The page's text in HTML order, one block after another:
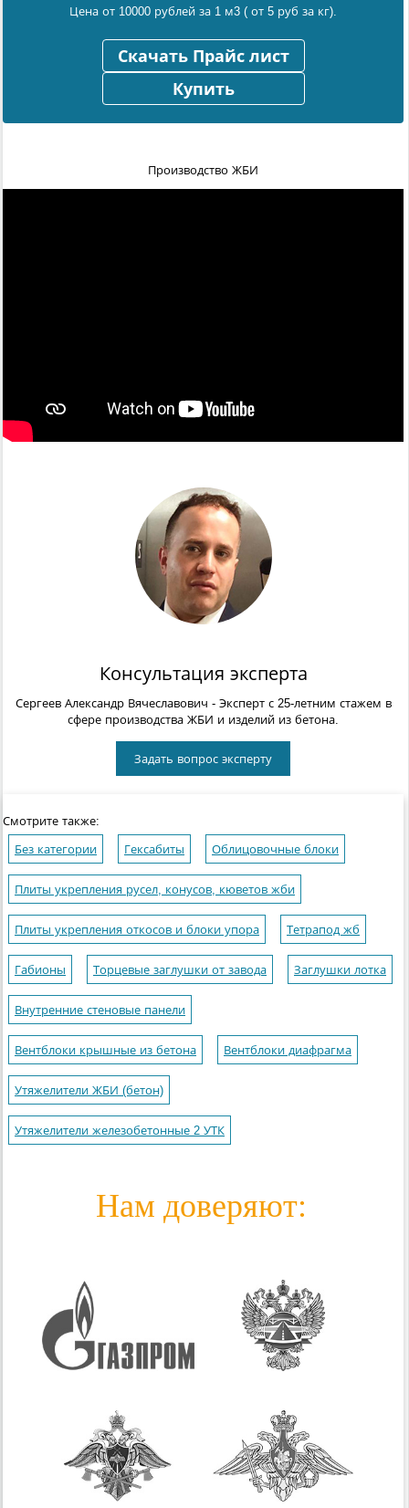
Цена от 10000 рублей за 1 м3 ( от 5 руб за кг).
Скачать Прайс лист
Купить
Производство ЖБИ
Консультация эксперта
Сергеев Александр Вячеславович - Эксперт с 25-летним стажем в
сфере производства ЖБИ и изделий из бетона.
Задать вопрос эксперту
Смотрите также:
Без категории Гексабиты Облицовочные блоки
Плиты укрепления русел, конусов, кюветов жби
Плиты укрепления откосов и блоки упора Тетрапод жб
Габионы Торцевые заглушки от завода Заглушки лотка
Внутренние стеновые панели
Вентблоки крышные из бетона Вентблоки диафрагма
Утяжелители ЖБИ (бетон)
Утяжелители железобетонные 2 УТК
Нам доверяют: